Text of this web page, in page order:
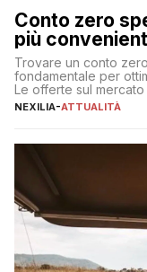
Conto zero
più
Trovare un conto
fondamentale per
Le offerte sul
individuare quella più
sul […]
NEXILIA-ATTUALITÀ